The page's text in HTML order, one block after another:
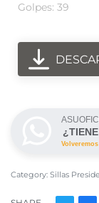
Golpes: 39
Category: Sillas